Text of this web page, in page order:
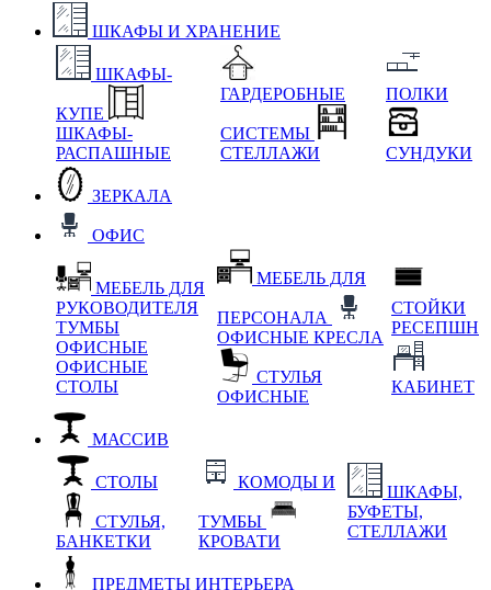
ШКАФЫ И ХРАНЕНИЕ
ШКАФЫ-
КУПЕ
ШКАФЫ-
РАСПАШНЫЕ
ГАРДЕРОБНЫЕ
СИСТЕМЫ
СТЕЛЛАЖИ
ПОЛКИ
СУНДУКИ
ЗЕРКАЛА
ОФИС
МЕБЕЛЬ ДЛЯ
РУКОВОДИТЕЛЯ
ТУМБЫ
ОФИСНЫЕ
ОФИСНЫЕ
СТОЛЫ
МЕБЕЛЬ ДЛЯ
ПЕРСОНАЛА
ОФИСНЫЕ КРЕСЛА
СТУЛЬЯ
ОФИСНЫЕ
СТОЙКИ
РЕСЕПШН
КАБИНЕТ
МАССИВ
СТОЛЫ
СТУЛЬЯ,
БАНКЕТКИ
КОМОДЫ И
ТУМБЫ
КРОВАТИ
ШКАФЫ,
БУФЕТЫ,
СТЕЛЛАЖИ
ПРЕДМЕТЫ ИНТЕРЬЕРА